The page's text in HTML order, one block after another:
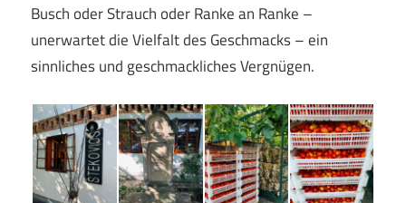
Busch oder Strauch oder Ranke an Ranke –
unerwartet die Vielfalt des Geschmacks – ein
sinnliches und geschmackliches Vergnügen.